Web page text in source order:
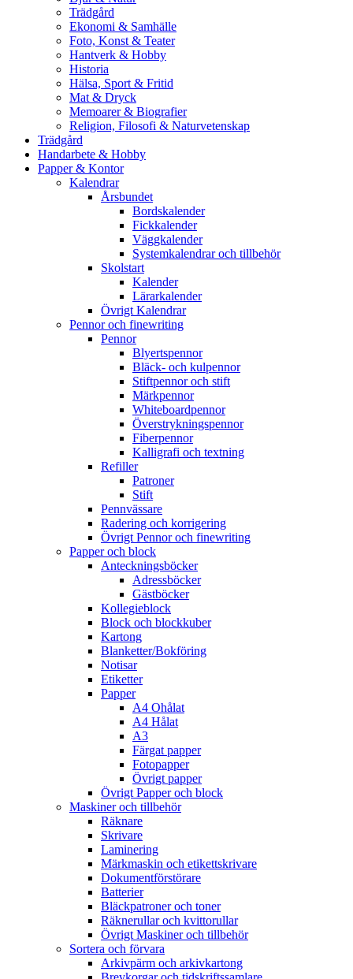
Trädgård
Ekonomi & Samhälle
Foto, Konst & Teater
Hantverk & Hobby
Historia
Hälsa, Sport & Fritid
Mat & Dryck
Memoarer & Biografier
Religion, Filosofi & Naturvetenskap
Trädgård
Handarbete & Hobby
Papper & Kontor
Kalendrar
Årsbundet
Bordskalender
Fickkalender
Väggkalender
Systemkalendrar och tillbehör
Skolstart
Kalender
Lärarkalender
Övrigt Kalendrar
Pennor och finewriting
Pennor
Blyertspennor
Bläck- och kulpennor
Stiftpennor och stift
Märkpennor
Whiteboardpennor
Överstrykningspennor
Fiberpennor
Kalligrafi och textning
Refiller
Patroner
Stift
Pennvässare
Radering och korrigering
Övrigt Pennor och finewriting
Papper och block
Anteckningsböcker
Adressböcker
Gästböcker
Kollegieblock
Block och blockkuber
Kartong
Blanketter/Bokföring
Notisar
Etiketter
Papper
A4 Ohålat
A4 Hålat
A3
Färgat papper
Fotopapper
Övrigt papper
Övrigt Papper och block
Maskiner och tillbehör
Räknare
Skrivare
Laminering
Märkmaskin och etikettskrivare
Dokumentförstörare
Batterier
Bläckpatroner och toner
Räknerullar och kvittorullar
Övrigt Maskiner och tillbehör
Sortera och förvara
Arkivpärm och arkivkartong